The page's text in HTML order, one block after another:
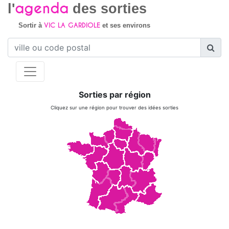
l'agenda des sorties
Sortir à VIC LA GARDIOLEet ses environs
Sorties par région
Cliquez sur une région pour trouver des idées sorties